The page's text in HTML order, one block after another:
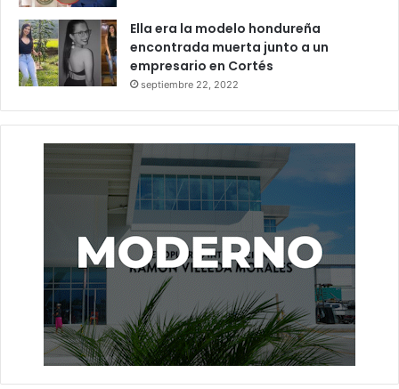
Ella era la modelo hondureña
encontrada muerta junto a un
empresario en Cortés
septiembre 22, 2022